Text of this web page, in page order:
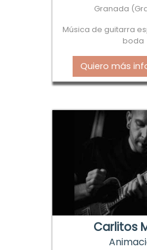
Granada
Música de guitarra
boda
Quiero más
Carlitos